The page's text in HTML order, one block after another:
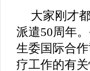
大家刚才
派遣50周年
生委国际合
疗工作的有